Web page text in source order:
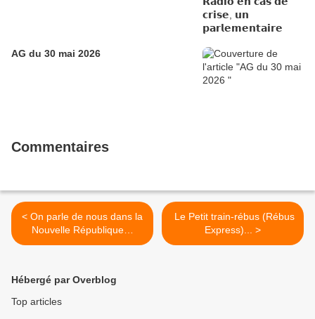
AG du 30 mai 2026
Commentaires
< On parle de nous dans la
Nouvelle République…
Le Petit train-rébus (Rébus
Express)... >
Hébergé par Overblog
Top articles